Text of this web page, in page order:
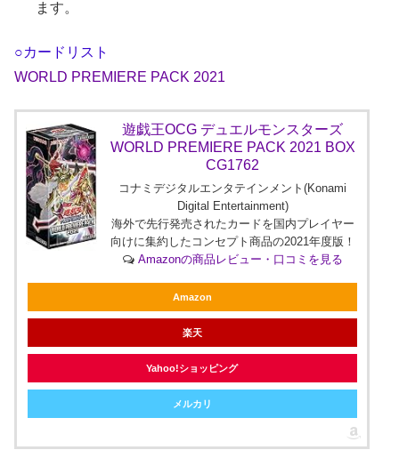
ます。
○カードリスト
WORLD PREMIERE PACK 2021
遊戯王OCG デュエルモンスターズ
WORLD PREMIERE PACK 2021 BOX
CG1762
コナミデジタルエンタテインメント(Konami
Digital Entertainment)
海外で先行発売されたカードを国内プレイヤー
向けに集約したコンセプト商品の2021年度版！
Amazonの商品レビュー・口コミを見る
Amazon
楽天
Yahoo!ショッピング
メルカリ